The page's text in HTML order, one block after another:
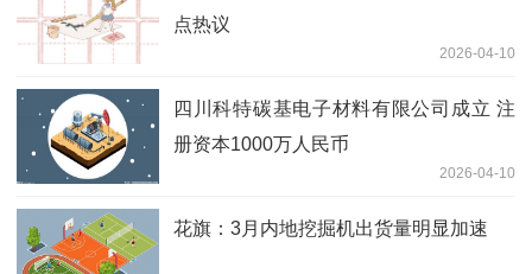
点热议
2026-04-10
四川科特碳基电子材料有限公司成立 注
册资本1000万人民币
2026-04-10
花旗：3月内地挖掘机出货量明显加速